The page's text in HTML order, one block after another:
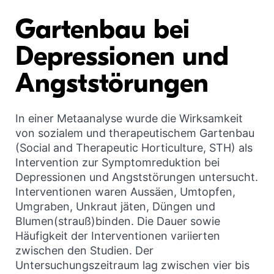
Gartenbau bei
Depressionen und
Angststörungen
In einer Metaanalyse wurde die Wirksamkeit
von sozialem und therapeutischem Gartenbau
(Social and Therapeutic Horticulture, STH) als
Intervention zur Symptomreduktion bei
Depressionen und Angststörungen untersucht.
Interventionen waren Aussäen, Umtopfen,
Umgraben, Unkraut jäten, Düngen und
Blumen(strauß)binden. Die Dauer sowie
Häufigkeit der Interventionen variierten
zwischen den Studien. Der
Untersuchungszeitraum lag zwischen vier bis